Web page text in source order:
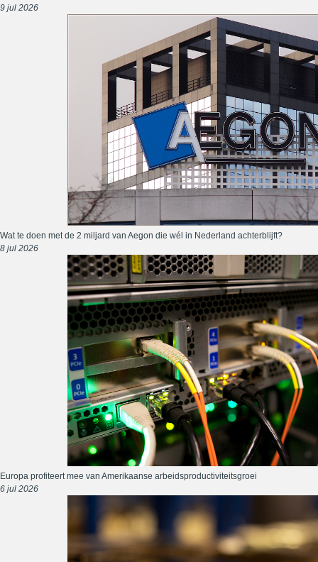
9 jul 2026
Wat te doen met de 2 miljard van Aegon die wél in Nederland achterblijft?
8 jul 2026
Europa profiteert mee van Amerikaanse arbeidsproductiviteitsgroei
6 jul 2026